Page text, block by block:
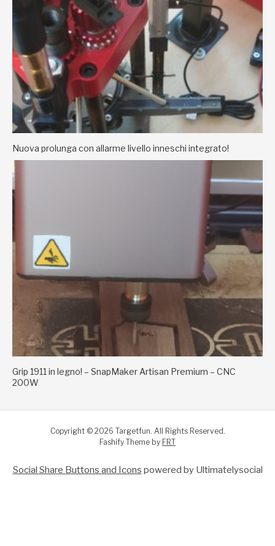
Nuova prolunga con allarme livello inneschi integrato!
Grip 1911 in legno! – SnapMaker Artisan Premium – CNC
200W
Copyright © 2026 Targetfun. All Rights Reserved.
Fashify Theme by FRT
Social Share Buttons and Icons powered by Ultimatelysocial